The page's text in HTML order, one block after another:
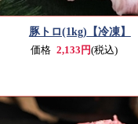
豚トロ(1kg) 【冷凍】
価格 2,133円(税込)